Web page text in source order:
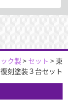
ク製> セット > 東
塗装３台セット